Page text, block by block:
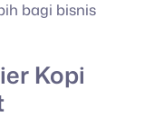
bagi bisnis
Kopi